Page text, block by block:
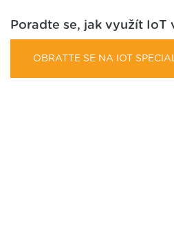
Poradte se, jak využít IoT
OBRATTE SE NA IOT